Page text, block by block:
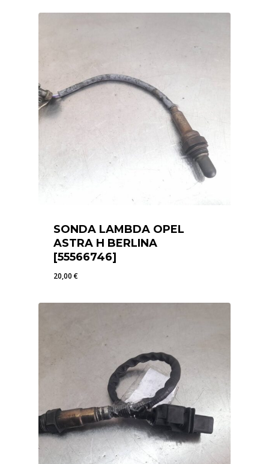
SONDA LAMBDA OPEL
ASTRA H BERLINA
[55566746]
20,00€